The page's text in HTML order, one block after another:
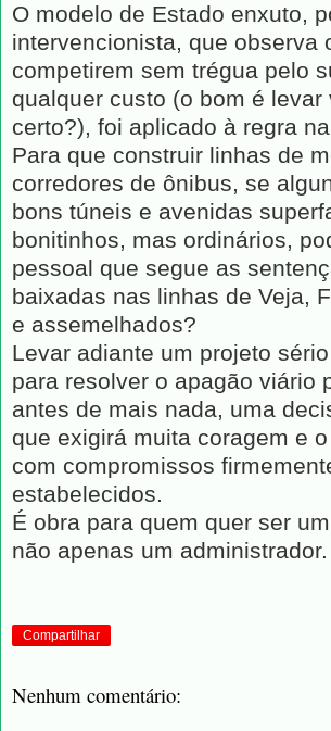
O modelo de Estado enxuto,
intervencionista, que observa
competirem sem trégua pelo
qualquer custo (o bom é levar
certo?), foi aplicado à regra
Para que construir linhas de
corredores de ônibus, se
bons túneis e avenidas
bonitinhos, mas ordinários,
pessoal que segue as
baixadas nas linhas de Veja,
e assemelhados?
Levar adiante um projeto
para resolver o apagão viário
antes de mais nada, uma
que exigirá muita coragem e
com compromissos
estabelecidos.
É obra para quem quer ser
não apenas um administrador.
Compartilhar
Nenhum comentário: